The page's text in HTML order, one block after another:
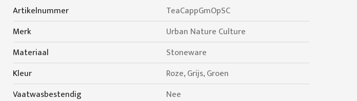
Specificaties
Artikelnummer
TeaCappGmOpSC
Merk
Urban Nature Culture
Materiaal
Stoneware
Kleur
Roze, Grijs, Groen
Vaatwasbestendig
Nee